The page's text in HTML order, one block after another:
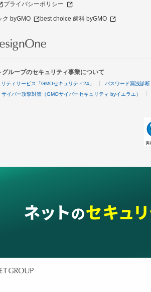
プライバシーポリシー
ク byGMO best choice 歯科 byGMO
ループのセキュリティ事業について
ティサービス「GMOセキュリティ24」 パスワード漏洩診断
サイバー攻撃対策（GMOサイバーセキュリティ byイエラエ）